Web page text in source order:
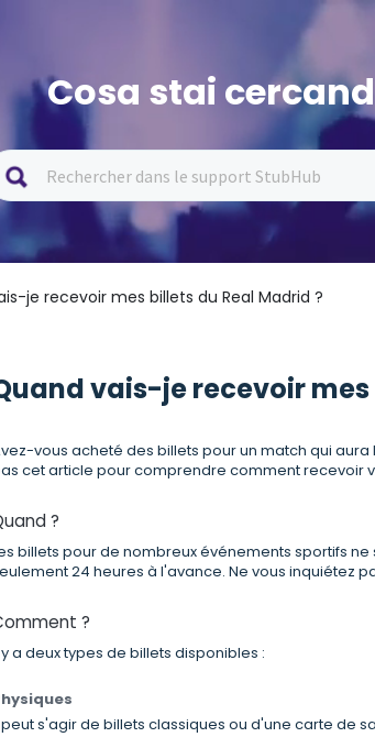
Cosa stai
je recevoir mes billets du Real Madrid ?
vais-je recevoir
vous acheté des billets pour un match qui
cet article pour comprendre comment recevoir
?
billets pour de nombreux événements sportifs
24 heures à l'avance. Ne vous inquiétez
?
y a deux types de billets disponibles :
peut s'agir de billets classiques ou d'une carte de